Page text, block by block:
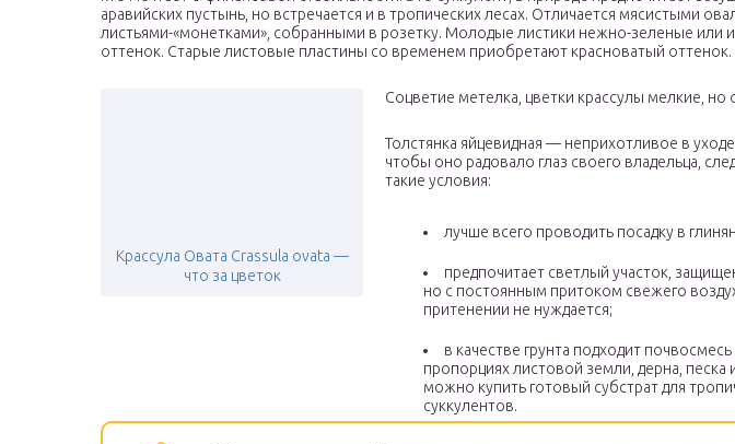
аравийских пустынь, но встречается и в тропических лесах. Отличается мясистыми
листьями-«монетками», собранными в розетку. Молодые листики нежно-зеленые или
оттенок. Старые листовые пластины со временем приобретают красноватый оттенок.
Крассула Овата Crassula ovata —
что за цветок
Соцветие метелка, цветки крассулы мелкие, но
Толстянка яйцевидная — неприхотливое в
чтобы оно радовало глаз своего владельца,
такие условия:
лучше всего проводить посадку в
предпочитает светлый участок,
но с постоянным притоком свежего
притенении не нуждается;
в качестве грунта подходит
пропорциях листовой земли, дерна, песка
можно купить готовый субстрат для
суккулентов.